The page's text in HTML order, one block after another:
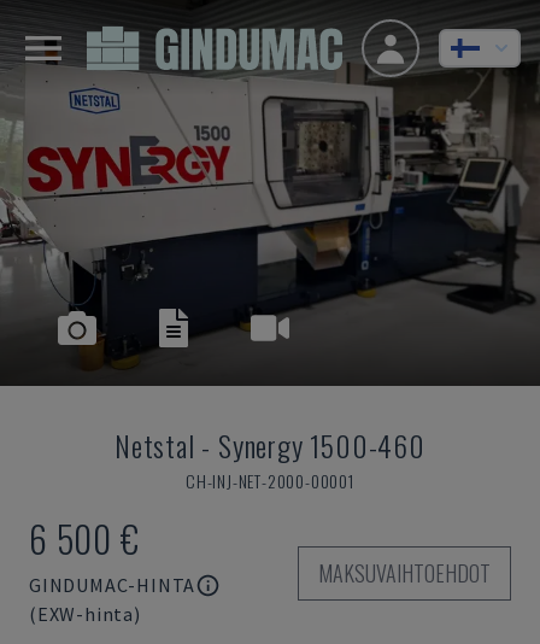
Netstal - Synergy 1500-460
CH-INJ-NET-2000-00001
6 500 €
GINDUMAC-HINTA
(EXW-hinta)
MAKSUVAIHTOEHDOT